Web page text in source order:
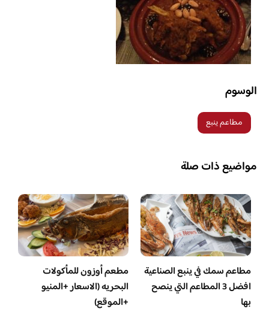
الوسوم
مطاعم ينبع
مواضيع ذات صلة
مطاعم سمك في ينبع الصناعية
افضل 3 المطاعم التي ينصح
بها
مطعم أوزون للمأكولات
البحريه (الاسعار +المنيو
+الموقع)